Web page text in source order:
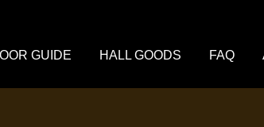
GUIDE HALL GOODS FAQ